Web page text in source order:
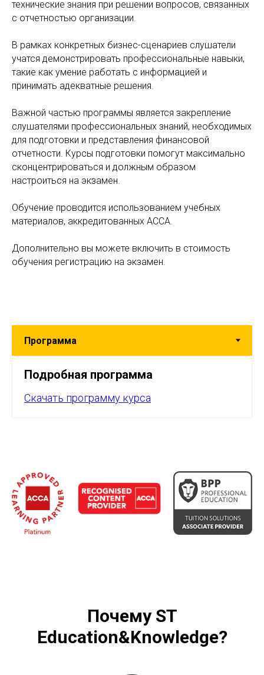
технические знания при решении вопросов, связанных
с отчетностью организации.
В рамках конкретных бизнес-сценариев слушатели
учатся демонстрировать профессиональные навыки,
такие как умение работать с информацией и
принимать адекватные решения.
Важной частью программы является закрепление
слушателями профессиональных знаний, необходимых
для подготовки и представления финансовой
отчетности. Курсы подготовки помогут максимально
сконцентрироваться и должным образом
настроиться на экзамен.
Обучение проводится использованием учебных
материалов, аккредитованных АССА.
Дополнительно вы можете включить в стоимость
обучения регистрацию на экзамен.
Подробная программа
Скачать программу курса
Почему ST
Education&Knowledge?